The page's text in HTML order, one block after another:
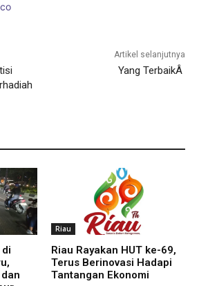
Artikel selanjutnya
Yang TerbaikÂ
Riau
Riau Rayakan HUT ke-69,
Terus Berinovasi Hadapi
Tantangan Ekonomi